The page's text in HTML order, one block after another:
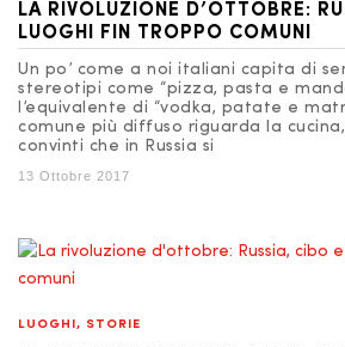
LA RIVOLUZIONE D’OTTOBRE:
LUOGHI FIN TROPPO COMUNI
Un po’ come a noi italiani capita di
stereotipi come “pizza, pasta e
l’equivalente di “vodka, patate e
comune più diffuso riguarda la
convinti che in Russia si
13 Ottobre 2017
LUOGHI , STORIE